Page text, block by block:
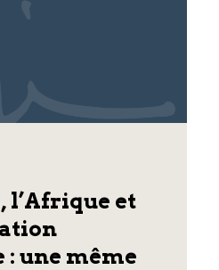
l’Afrique et
une même